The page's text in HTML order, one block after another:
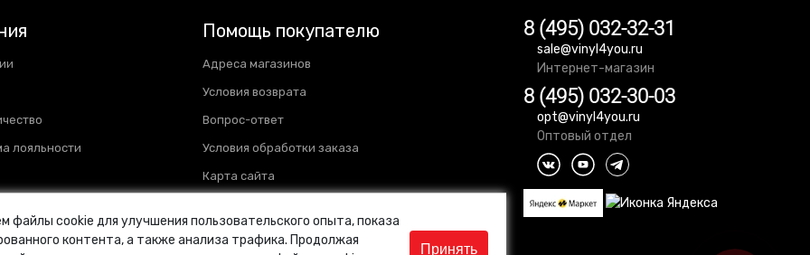
лояльности
Помощь покупателю
Адреса магазинов
Условия возврата
Вопрос-ответ
Условия обработки заказа
Карта сайта
8 (495) 032-32-31
sale@vinyl4you.ru
Интернет-магазин
8 (495) 032-30-03
opt@vinyl4you.ru
Оптовый отдел
файлы cookie для улучшения пользовательского опыта, показа
контента, а также анализа трафика. Продолжая
Принять